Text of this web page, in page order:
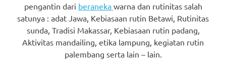
watches.
favorite
replica
pengantin dari beraneka warna dan rutinitas salah
satunya : adat Jawa, Kebiasaan rutin Betawi, Rutinitas
sunda, Tradisi Makassar, Kebiasaan rutin padang,
Aktivitas mandailing, etika lampung, kegiatan rutin
palembang serta lain – lain.